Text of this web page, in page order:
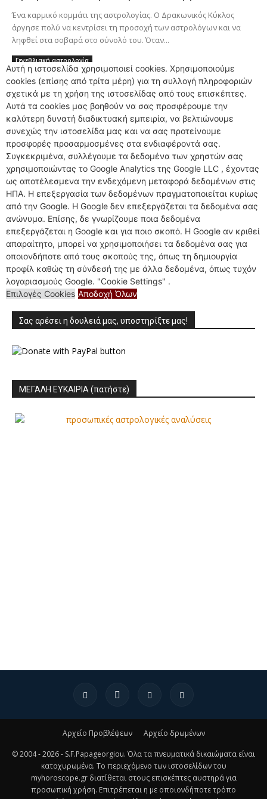
Ένα καρμικό κομμάτι της αστρολογίας. Ο Δρακωνικός Κύκλος
άργησε πολύ να κεντρίσει τη προσοχή των αστρολόγων και να
ληφθεί στα σοβαρά στο σύνολό του. Όταν...
Γενεθλιακή αστρολογία
Κάρμα: Οικογενειακή υπόθεση
Αντίθετοι χαρακτήρες μέσα στην ίδια οικογένεια; Ίσως τελικά
τίποτε να μην είναι τυχαίο. Βλέπετε, το κάρμα μεταβιβάζεται
άθελά μας από γενιά σε γενιά. - Πως μεταβιβάζεται...
Γενεθλιακή αστρολογία
Πίσω από το τυχαίο κρύβεται το Κάρμα
Τι συμβαίνει όταν τα πράγματα πάνε στραβά; Μήπως η Ψυχή μας
στέλνει τα μηνύματά της κι εμείς δεν τα βλέπουμε; Γιατί δεν
πετυχαίνω αυτό...
1 2
Σας αρέσει η δουλειά μας, υποστηρίξτε μας!
ΜΕΓΑΛΗ ΕΥΚΑΙΡΙΑ (πατήστε)
Αρχείο Προβλέψεων Αρχείο δρωμένων
© 2004 - 2026 - S.F.Papageorgiou. Όλα τα πνευματικά δικαιώματα είναι
κατοχυρωμένα. Το περιεχόμενο των ιστοσελίδων του
myhoroscope.gr διατίθεται στους επισκέπτες αυστηρά για
προσωπική χρήση. Επιτρέπεται η με οποιονδήποτε τρόπο
Αυτή η ιστοσελίδα χρησιμοποιεί cookies. Χρησιμοποιούμε
cookies (επίσης από τρίτα μέρη) για τη συλλογή πληροφοριών
σχετικά με τη χρήση της ιστοσελίδας από τους επισκέπτες.
Αυτά τα cookies μας βοηθούν να σας προσφέρουμε την
καλύτερη δυνατή διαδικτυακή εμπειρία, να βελτιώνουμε
συνεχώς την ιστοσελίδα μας και να σας προτείνουμε
προσφορές προσαρμοσμένες στα ενδιαφέροντά σας.
Συγκεκριμένα, συλλέγουμε τα δεδομένα των χρηστών σας
χρησιμοποιώντας το Google Analytics της Google LLC , έχοντας
ως αποτέλεσμενα την ενδεχόμενη μεταφορά δεδομένων στις
ΗΠΑ. Η επεξεργασία των δεδομένων πραγματοποιείται κυρίως
από την Google. Η Google δεν επεξεργάζεται τα δεδομένα σας
ανώνυμα. Επίσης, δε γνωρίζουμε ποια δεδομένα
επεξεργάζεται η Google και για ποιο σκοπό. Η Google αν κριθεί
απαραίτητο, μπορεί να χρησιμοποιήσει τα δεδομένα σας για
οποιονδήποτε από τους σκοπούς της, όπως τη δημιουργία
προφίλ καθώς τη σύνδεσή της με άλλα δεδομένα, όπως τυχόν
λογαριασμούς Google. "Cookie Settings" .
Επιλογές Cookies Αποδοχή Όλων